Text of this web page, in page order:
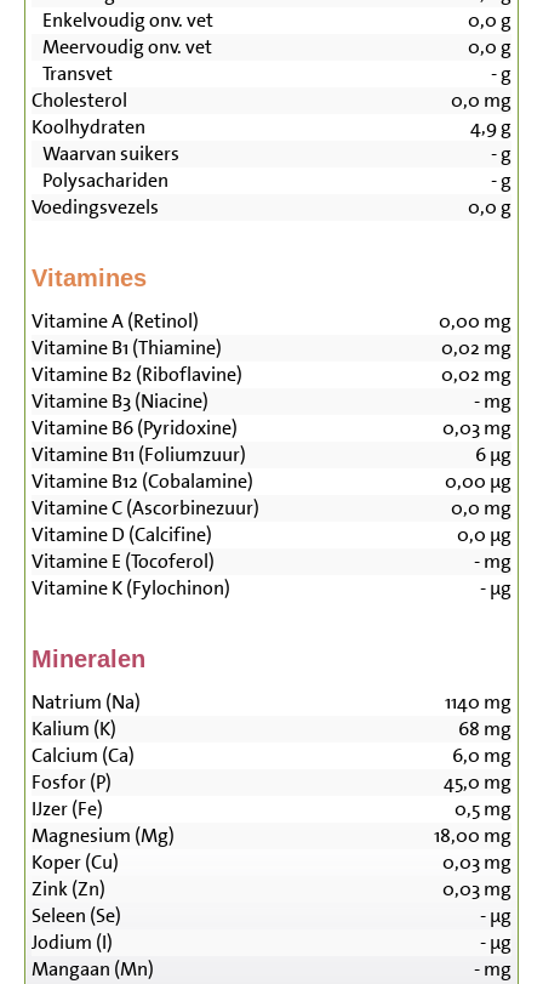
Enkelvoudig onv. vet
0,0 g
Meervoudig onv. vet
0,0 g
Transvet
-g
Cholesterol
0,0 mg
Koolhydraten
4,9g
Waarvan suikers
-g
Polysachariden
-g
Voedingsvezels
0,0 g
Vitamines
Vitamine A (Retinol) 0,00 mg
Vitamine B1 (Thiamine)
0,02 mg
Vitamine B2 (Riboflavine)
0,02 mg
Vitamine B3 (Niacine)
-mg
Vitamine B6 (Pyridoxine)
0,03mg
Vitamine B11 (Foliumzuur)
6µg
Vitamine B12 (Cobalamine)
0,00 µg
Vitamine C (Ascorbinezuur)
0,0 mg
Vitamine D (Calcifine)
0,0 µg
Vitamine E (Tocoferol)
-mg
Vitamine K (Fylochinon)
-µg
Mineralen
Natrium (Na) 1140 mg
Kalium (K)
68 mg
Calcium (Ca)
6,0 mg
Fosfor (P)
45,0 mg
IJzer (Fe)
0,5mg
Magnesium (Mg)
18,00 mg
Koper (Cu)
0,03mg
Zink (Zn)
0,03mg
Seleen (Se)
-µg
Jodium (I)
-µg
Mangaan (Mn)
-mg